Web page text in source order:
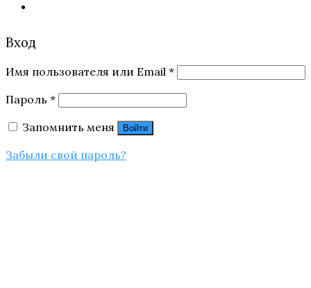
Вход
Имя пользователя или Email *
Пароль *
Запомнить меня
Войти
Забыли свой пароль?